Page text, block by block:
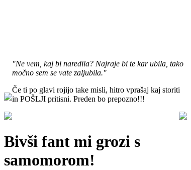
"Ne vem, kaj bi naredila? Najraje bi te kar ubila, tako
močno sem se vate zaljubila."
Če ti po glavi rojijo take misli, hitro vprašaj kaj storiti
in POŠLJI pritisni. Preden bo prepozno!!!
Bivši fant mi grozi s
samomorom!